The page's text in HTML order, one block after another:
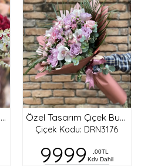
Sevgililer Günü 301 Gül Buketi
Özel Tasarım Çiçek Buket
Çiçek Kodu: DRN3176
9999
,00TL
Kdv Dahil